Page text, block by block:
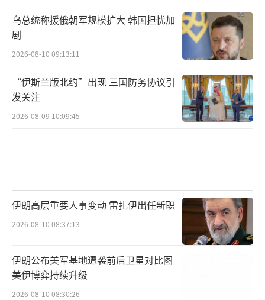
乌总统称援俄朝军规模扩大 韩国担忧加
剧
2026-08-10 09:13:11
“伊斯兰版北约”出现 三国防务协议引
发关注
2026-08-09 10:09:45
伊朗高层重要人事变动 雷扎伊出任新职
2026-08-10 08:37:13
伊朗公布美军基地遭袭前后卫星对比图
美伊博弈持续升级
2026-08-10 08:30:26